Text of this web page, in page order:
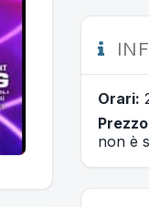
Orari:
non è